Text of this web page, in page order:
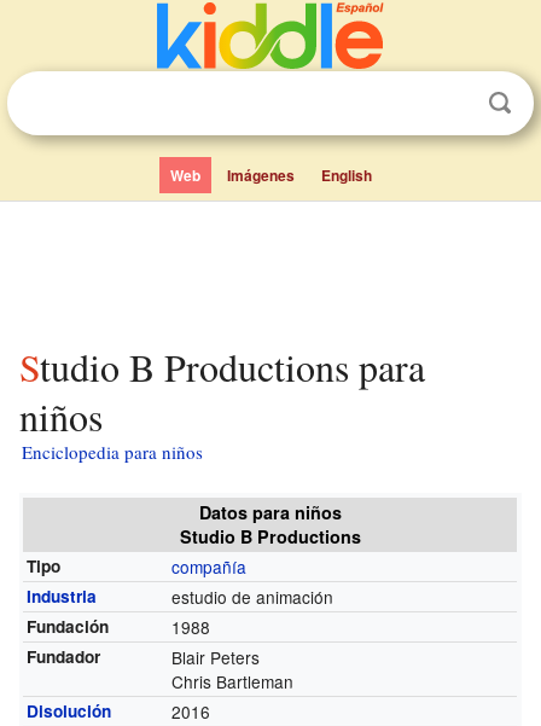
Web Imágenes English
Studio B Productions para
niños
Enciclopedia para niños
Datos para niños
Studio B Productions
Tipo compañía
Industria estudio de animación
Fundación 1988
Fundador
Blair Peters
Chris Bartleman
Disolución 2016